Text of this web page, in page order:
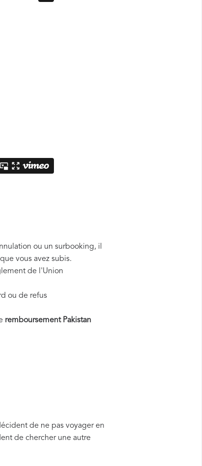
ou un surbooking, il
vous avez subis.
de l'Union
ou de refus
remboursement Pakistan
de ne pas voyager en
de chercher une autre